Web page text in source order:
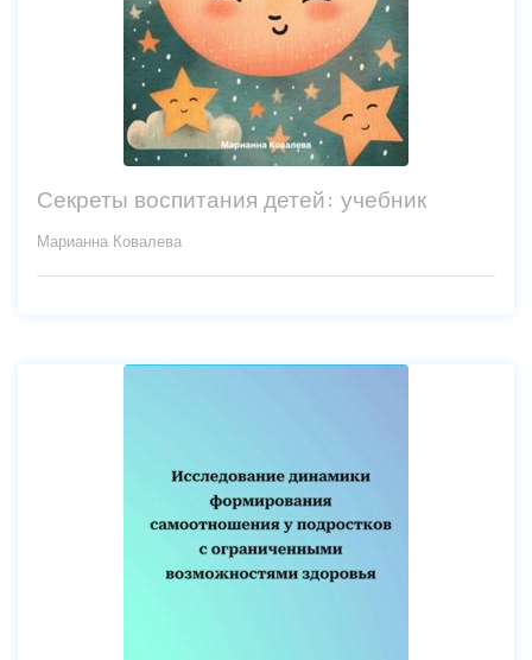
Секреты воспитания детей: учебник
Марианна Ковалева